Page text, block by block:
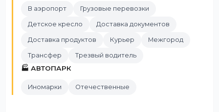
В аэропорт Грузовые перевозки
Детское кресло Доставка документов
Доставка продуктов Курьер Межгород
Трансфер Трезвый водитель
🏭 АВТОПАРК
Иномарки Отечественные